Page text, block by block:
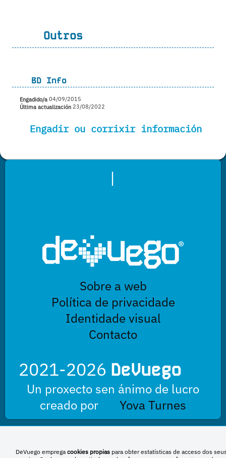
Outros
BD Info
Engadido/a 04/09/2015
Última actualización 23/08/2022
Engadir ou corrixir información
|
Sobre a web
Política de privacidade
Identidade visual
Contacto
2021-2026 DeVuego
Un proxecto sen ánimo de lucro
creado por
Yova Turnes
Esta obra está baixo unha licenza de Creative Commons Reconocimiento-
NoComercial-CompartirIgual 4.0 Internacional
DeVuego emprega cookies propiaspara obter estatísticas de acceso dos